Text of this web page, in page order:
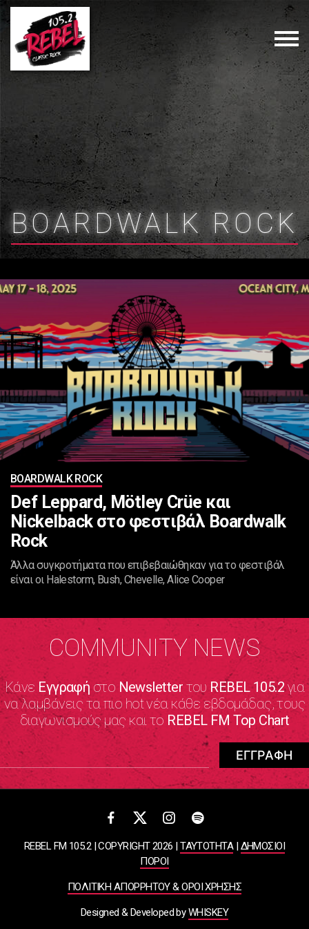
BOARDWALK ROCK
BOARDWALK ROCK
Def Leppard, Mötley Crüe και
Nickelback στο φεστιβάλ Boardwalk
Rock
Άλλα συγκροτήματα που επιβεβαιώθηκαν για το φεστιβάλ
είναι οι Halestorm, Bush, Chevelle, Alice Cooper
COMMUNITY NEWS
Κάνε Εγγραφήστο NewsletterτουREBEL 105.2για
να λαμβάνεις τα πιο hot νέα κάθε εβδομάδας, τους
διαγωνισμούς μας και το REBEL FM Top Chart
REBEL FM 105.2 | COPYRIGHT 2026 |ΤΑΥΤΟΤΗΤΑ|ΔΗΜΟΣΙΟΙ
ΠΟΡΟΙ
ΠΟΛΙΤΙΚΗ ΑΠΟΡΡΗΤΟΥ & ΟΡΟΙ ΧΡΗΣΗΣ
Designed & Developed byWHISKEY